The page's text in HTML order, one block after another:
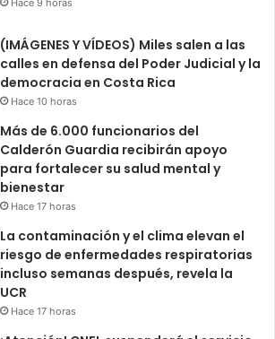
Hace 9 horas
(IMÁGENES Y VÍDEOS) Miles salen a las
calles en defensa del Poder Judicial y la
democracia en Costa Rica
Hace 10 horas
Más de 6.000 funcionarios del
Calderón Guardia recibirán apoyo
para fortalecer su salud mental y
bienestar
Hace 17 horas
La contaminación y el clima elevan el
riesgo de enfermedades respiratorias
incluso semanas después, revela la
UCR
Hace 17 horas